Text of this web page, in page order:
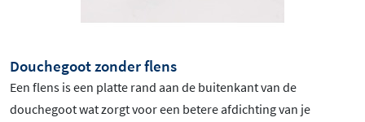
Douchegoot zonder flens
Een flens is een platte rand aan de buitenkant van de
douchegoot wat zorgt voor een betere afdichting van je